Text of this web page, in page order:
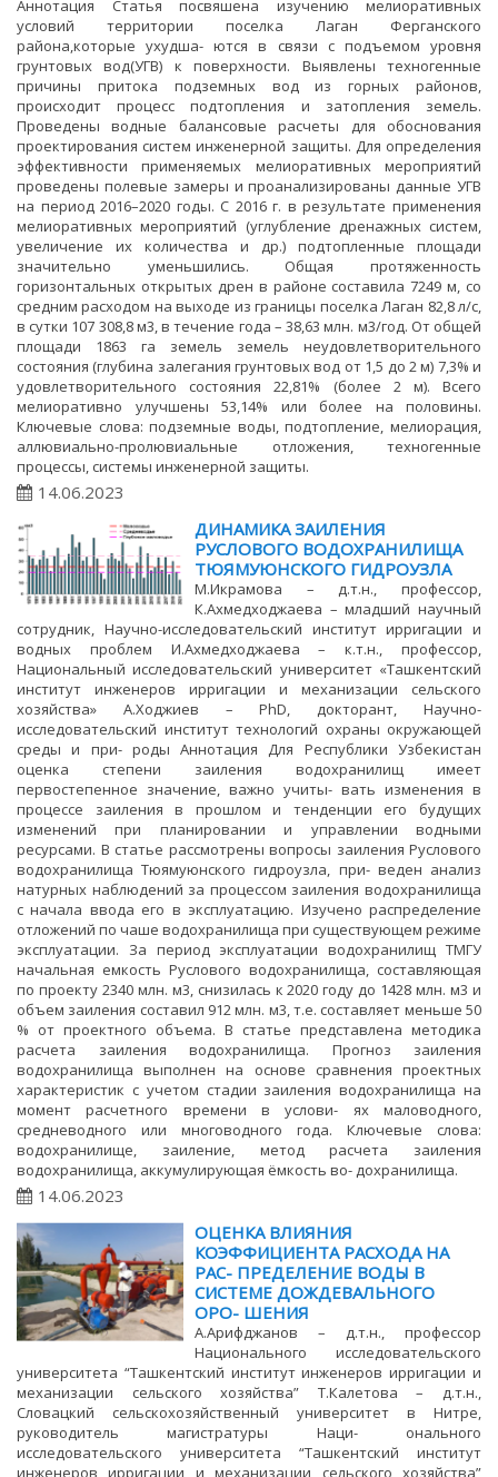
Аннотация Статья посвяшена изучению мелиоративных
условий территории поселка Лаган Ферганского
района,которые ухудша- ются в связи с подъемом уровня
грунтовых вод(УГВ) к поверхности. Выявлены техногенные
причины притока подземных вод из горных районов,
происходит процесс подтопления и затопления земель.
Проведены водные балансовые расчеты для обоснования
проектирования систем инженерной защиты. Для определения
эффективности применяемых мелиоративных мероприятий
проведены полевые замеры и проанализированы данные УГВ
на период 2016–2020 годы. С 2016 г. в результате применения
мелиоративных мероприятий (углубление дренажных систем,
увеличение их количества и др.) подтопленные площади
значительно уменьшились. Общая протяженность
горизонтальных открытых дрен в районе составила 7249 м, со
средним расходом на выходе из границы поселка Лаган 82,8 л/с,
в сутки 107 308,8 м3, в течение года – 38,63 млн. м3/год. От общей
площади 1863 га земель земель неудовлетворительного
состояния (глубина залегания грунтовых вод от 1,5 до 2 м) 7,3% и
удовлетворительного состояния 22,81% (более 2 м). Всего
мелиоративно улучшены 53,14% или более на половины.
Ключевые слова: подземные воды, подтопление, мелиорация,
аллювиально-пролювиальные отложения, техногенные
процессы, системы инженерной защиты.
14.06.2023
ДИНАМИКА ЗАИЛЕНИЯ
РУСЛОВОГО ВОДОХРАНИЛИЩА
ТЮЯМУЮНСКОГО ГИДРОУЗЛА
М.Икрамова – д.т.н., профессор,
К.Ахмедходжаева – младший научный
сотрудник, Научно-исследовательский институт ирригации и
водных проблем И.Ахмедходжаева – к.т.н., профессор,
Национальный исследовательский университет «Ташкентский
институт инженеров ирригации и механизации сельского
хозяйства» А.Ходжиев – PhD, докторант, Научно-
исследовательский институт технологий охраны окружающей
среды и при- роды Аннотация Для Республики Узбекистан
оценка степени заиления водохранилищ имеет
первостепенное значение, важно учиты- вать изменения в
процессе заиления в прошлом и тенденции его будущих
изменений при планировании и управлении водными
ресурсами. В статье рассмотрены вопросы заиления Руслового
водохранилища Тюямуюнского гидроузла, при- веден анализ
натурных наблюдений за процессом заиления водохранилища
с начала ввода его в эксплуатацию. Изучено распределение
отложений по чаше водохранилища при существующем режиме
эксплуатации. За период эксплуатации водохранилищ ТМГУ
начальная емкость Руслового водохранилища, составляющая
по проекту 2340 млн. м3, снизилась к 2020 году до 1428 млн. м3 и
объем заиления составил 912 млн. м3, т.е. составляет меньше 50
% от проектного объема. В статье представлена методика
расчета заиления водохранилища. Прогноз заиления
водохранилища выполнен на основе сравнения проектных
характеристик с учетом стадии заиления водохранилища на
момент расчетного времени в услови- ях маловодного,
средневодного или многоводного года. Ключевые слова:
водохранилище, заиление, метод расчета заиления
водохранилища, аккумулирующая ёмкость во- дохранилища.
14.06.2023
ОЦЕНКА ВЛИЯНИЯ
КОЭФФИЦИЕНТА РАСХОДА НА
РАС- ПРЕДЕЛЕНИЕ ВОДЫ В
СИСТЕМЕ ДОЖДЕВАЛЬНОГО
ОРО- ШЕНИЯ
А.Арифджанов – д.т.н., профессор
Национального исследовательского
университета “Ташкентский институт инженеров ирригации и
механизации сельского хозяйства” Т.Калетова – д.т.н.,
Словацкий сельскохозяйственный университет в Нитре,
руководитель магистратуры Наци- онального
исследовательского университета “Ташкентский институт
инженеров ирригации и механизации сельского хозяйства”